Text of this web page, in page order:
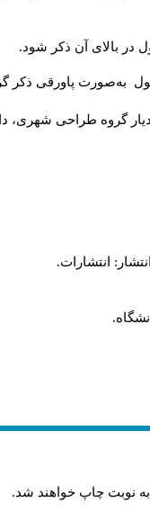
در بالای آن ذکر شود.
به‌صورت پاورقی ذکر
گروه طراحی شهری،
انتشارات.
نوبت چاپ خواهند شد.